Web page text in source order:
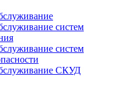
систем
систем
СКУД